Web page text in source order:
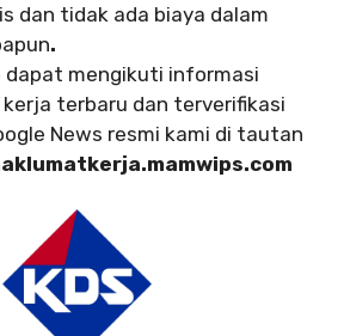
dan tidak ada biaya dalam
.
dapat mengikuti informasi
terbaru dan terverifikasi
News resmi kami di tautan